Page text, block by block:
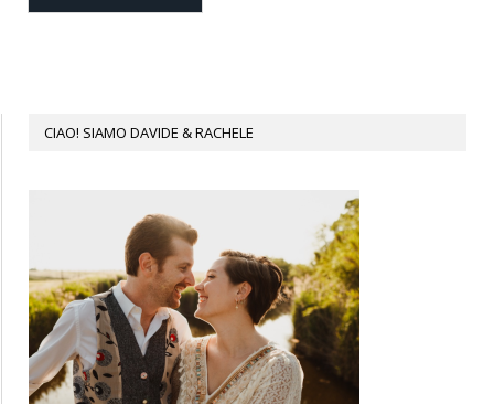
CIAO! SIAMO DAVIDE & RACHELE